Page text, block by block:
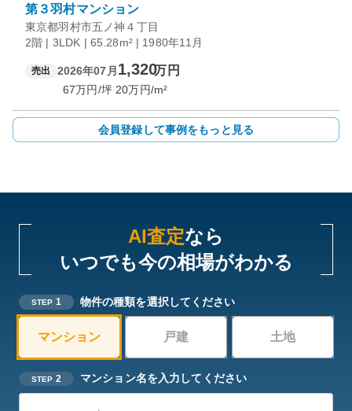
第３羽村マンション
東京都羽村市五ノ神４丁目
2階 | 3LDK | 65.28m² | 1980年11月
売出 2026年07月 1,320万円
67万円/坪 20万円/m²
会員登録して事例をもっと見る
AI査定なら
いつでも今の相場がわかる
STEP 1 物件の種類を選択してください
マンション 戸建 土地
STEP 2 マンション名を入力してください